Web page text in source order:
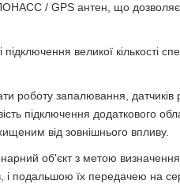
/ GPS антен, що
великої кількості
роботу запалювання, датчиків
підключення додаткового
від зовнішнього впливу.
об'єкт з метою
і подальшою їх передачею на